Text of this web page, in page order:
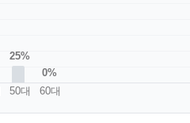
25%
50대
0%
60대